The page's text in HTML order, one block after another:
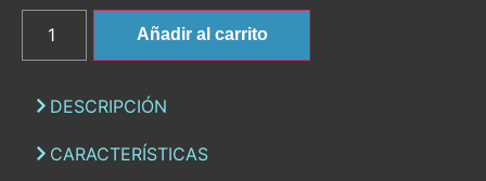
Añadir al carrito
DESCRIPCIÓN
CARACTERÍSTICAS